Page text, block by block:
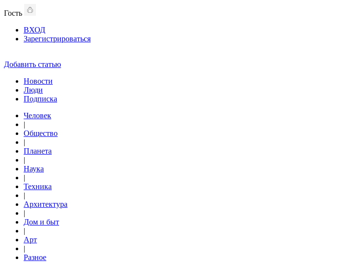
Гость
ВХОД
Зарегистрироваться
Добавить статью
Новости
Люди
Подписка
Человек
|
Общество
|
Планета
|
Наука
|
Техника
|
Архитектура
|
Дом и быт
|
Арт
|
Разное